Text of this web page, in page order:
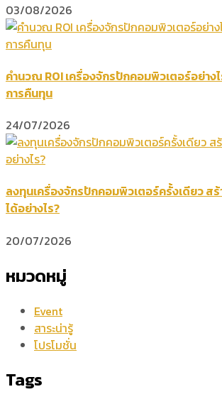
03/08/2026
คำนวณ ROI เครื่องจักรปักคอมพิวเตอร์อย่าง
การคืนทุน
24/07/2026
ลงทุนเครื่องจักรปักคอมพิวเตอร์ครั้งเดียว สร้
ได้อย่างไร?
20/07/2026
หมวดหมู่
Event
สาระน่ารู้
โปรโมชั่น
Tags